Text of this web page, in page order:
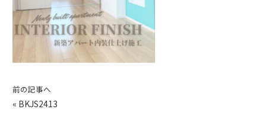
前の記事へ
« BKJS2413